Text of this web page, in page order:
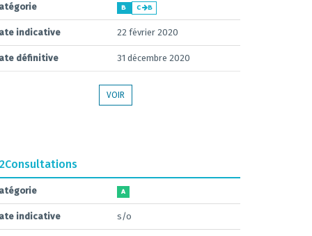
B C B
indicative 22 février 2020
définitive 31 décembre 2020
VOIR
Consultations
A
indicative s/o